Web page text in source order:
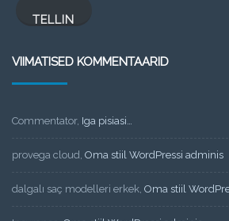
TELLIN
VIIMATISED KOMMENTAARID
Commentator, Iga pisiasi…
provega cloud, Oma stiil WordPressi adminis
dalgalı saç modelleri erkek, Oma stiil